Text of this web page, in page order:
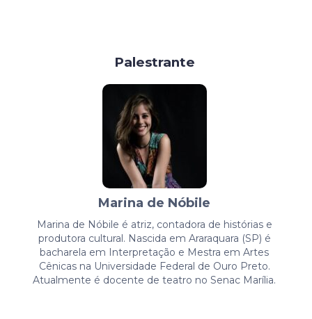
Palestrante
Marina de Nóbile
Marina de Nóbile é atriz, contadora de histórias e
produtora cultural. Nascida em Araraquara (SP) é
bacharela em Interpretação e Mestra em Artes
Cênicas na Universidade Federal de Ouro Preto.
Atualmente é docente de teatro no Senac Marília.